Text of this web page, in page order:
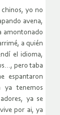
yo no
avena,
amontonado
a quién
el idioma,
pero taba
espantaron
ya tenemos
ya se
por ai, ya